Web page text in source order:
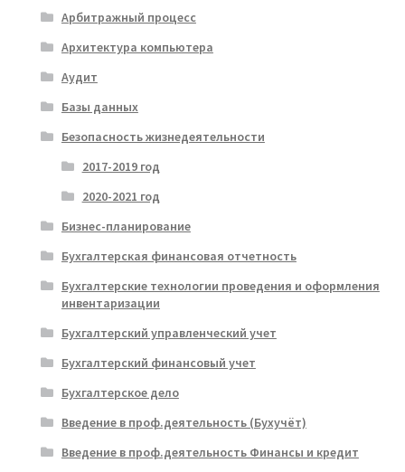
Арбитражный процесс
Архитектура компьютера
Аудит
Базы данных
Безопасность жизнедеятельности
2017-2019 год
2020-2021 год
Бизнес-планирование
Бухгалтерская финансовая отчетность
Бухгалтерские технологии проведения и оформления
инвентаризации
Бухгалтерский управленческий учет
Бухгалтерский финансовый учет
Бухгалтерское дело
Введение в проф.деятельность (Бухучёт)
Введение в проф.деятельность Финансы и кредит